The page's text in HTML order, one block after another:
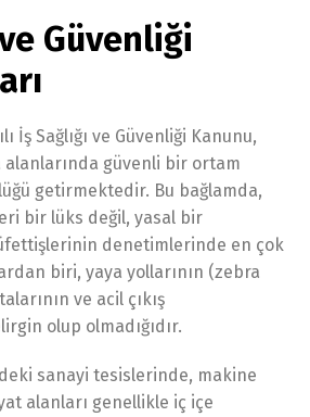
ve Güvenliği
İş Sağlığı ve Güvenliği Kanunu,
alanlarında güvenli bir ortam
getirmektedir. Bu bağlamda,
bir lüks değil, yasal bir
denetimlerinde en çok
biri, yaya yollarının (zebra
ve acil çıkış
olup olmadığıdır.
sanayi tesislerinde, makine
alanları genellikle iç içe